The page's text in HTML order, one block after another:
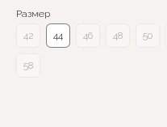
Размер
42
44 46 48 50
58